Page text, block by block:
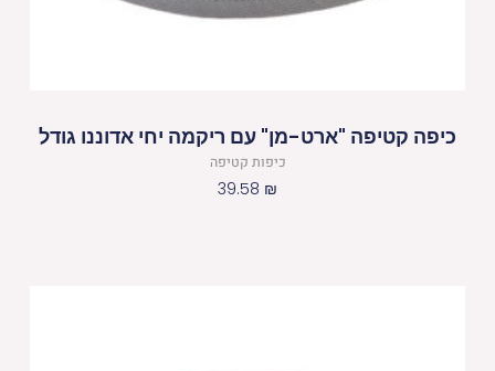
כיפה קטיפה "ארט-מן" עם ריקמה יחי אדוננו גודל
כיפות קטיפה
39.58 ₪